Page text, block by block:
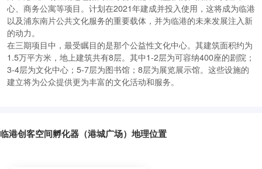
心、商务公寓等项目。计划在2021年建成并投入使用，这将成为临港
以及浦东南片公共文化服务的重要载体，并为临港的未来发展注入新
的动力。
在三期项目中，最受瞩目的是那个公益性文化中心。其建筑面积约为
1.5万平方米，地上建筑共有8层。其中1-2层为可容纳400座的剧院；
3-4层为文化中心；5-7层为图书馆；8层为展览展示馆。这些设施的
建立将为公众提供更为丰富的文化活动和服务。
临港创客空间孵化器（港城广场）地理位置